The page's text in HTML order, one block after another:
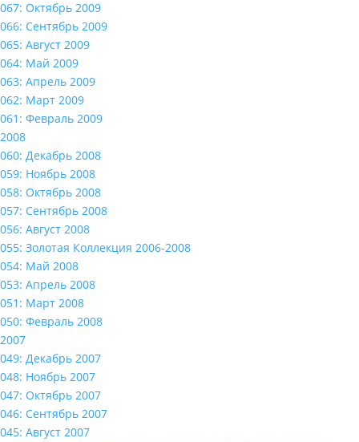
067: Октябрь 2009
066: Сентябрь 2009
065: Август 2009
064: Май 2009
063: Апрель 2009
062: Март 2009
061: Февраль 2009
2008
060: Декабрь 2008
059: Ноябрь 2008
058: Октябрь 2008
057: Сентябрь 2008
056: Август 2008
055: Золотая Коллекция 2006-2008
054: Май 2008
053: Апрель 2008
051: Март 2008
050: Февраль 2008
2007
049: Декабрь 2007
048: Ноябрь 2007
047: Октябрь 2007
046: Сентябрь 2007
045: Август 2007